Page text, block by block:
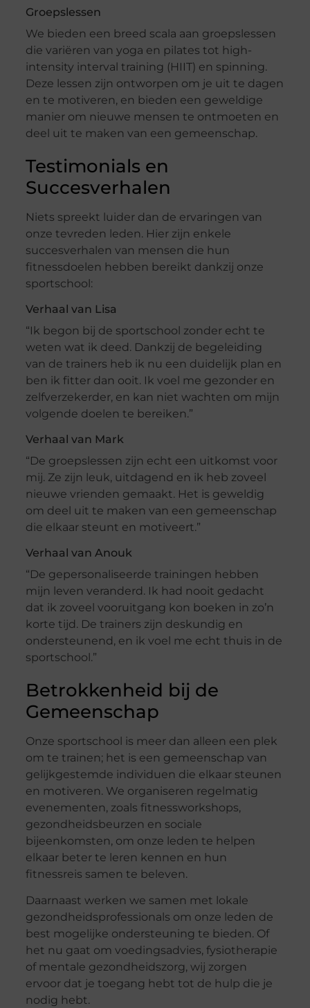
Groepslessen
We bieden een breed scala aan groepslessen
die variëren van yoga en pilates tot high-
intensity interval training (HIIT) en spinning.
Deze lessen zijn ontworpen om je uit te dagen
en te motiveren, en bieden een geweldige
manier om nieuwe mensen te ontmoeten en
deel uit te maken van een gemeenschap.
Testimonials en
Succesverhalen
Niets spreekt luider dan de ervaringen van
onze tevreden leden. Hier zijn enkele
succesverhalen van mensen die hun
fitnessdoelen hebben bereikt dankzij onze
sportschool:
Verhaal van Lisa
“Ik begon bij de sportschool zonder echt te
weten wat ik deed. Dankzij de begeleiding
van de trainers heb ik nu een duidelijk plan en
ben ik fitter dan ooit. Ik voel me gezonder en
zelfverzekerder, en kan niet wachten om mijn
volgende doelen te bereiken.”
Verhaal van Mark
“De groepslessen zijn echt een uitkomst voor
mij. Ze zijn leuk, uitdagend en ik heb zoveel
nieuwe vrienden gemaakt. Het is geweldig
om deel uit te maken van een gemeenschap
die elkaar steunt en motiveert.”
Verhaal van Anouk
“De gepersonaliseerde trainingen hebben
mijn leven veranderd. Ik had nooit gedacht
dat ik zoveel vooruitgang kon boeken in zo’n
korte tijd. De trainers zijn deskundig en
ondersteunend, en ik voel me echt thuis in de
sportschool.”
Betrokkenheid bij de
Gemeenschap
Onze sportschool is meer dan alleen een plek
om te trainen; het is een gemeenschap van
gelijkgestemde individuen die elkaar steunen
en motiveren. We organiseren regelmatig
evenementen, zoals fitnessworkshops,
gezondheidsbeurzen en sociale
bijeenkomsten, om onze leden te helpen
elkaar beter te leren kennen en hun
fitnessreis samen te beleven.
Daarnaast werken we samen met lokale
gezondheidsprofessionals om onze leden de
best mogelijke ondersteuning te bieden. Of
het nu gaat om voedingsadvies, fysiotherapie
of mentale gezondheidszorg, wij zorgen
ervoor dat je toegang hebt tot de hulp die je
nodig hebt.